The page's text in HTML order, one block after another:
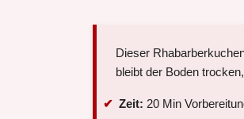
Dieser
bleibt der Boden
Zeit: 20 Min